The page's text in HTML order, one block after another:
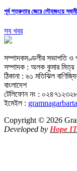
পূর্ব শত্রুতার জেরে
সব খবর
সম্পাদকমণ্ডলীর সভাপতি ও
সম্পাদক : অলক কুমার মিত্র
ঠিকানা : ৬১ মতিঝিল
বাংলাদেশ
টেলিফোন নং :
ইমেইল :
Copyright © 2026
Developed by Hope